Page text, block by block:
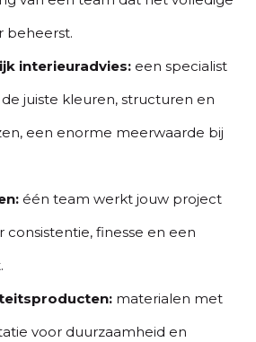
beheerst.
interieuradvies: een specialist
juiste kleuren, structuren en
een enorme meerwaarde bij
één team werkt jouw project
consistentie, finesse en een
materialen met
voor duurzaamheid en